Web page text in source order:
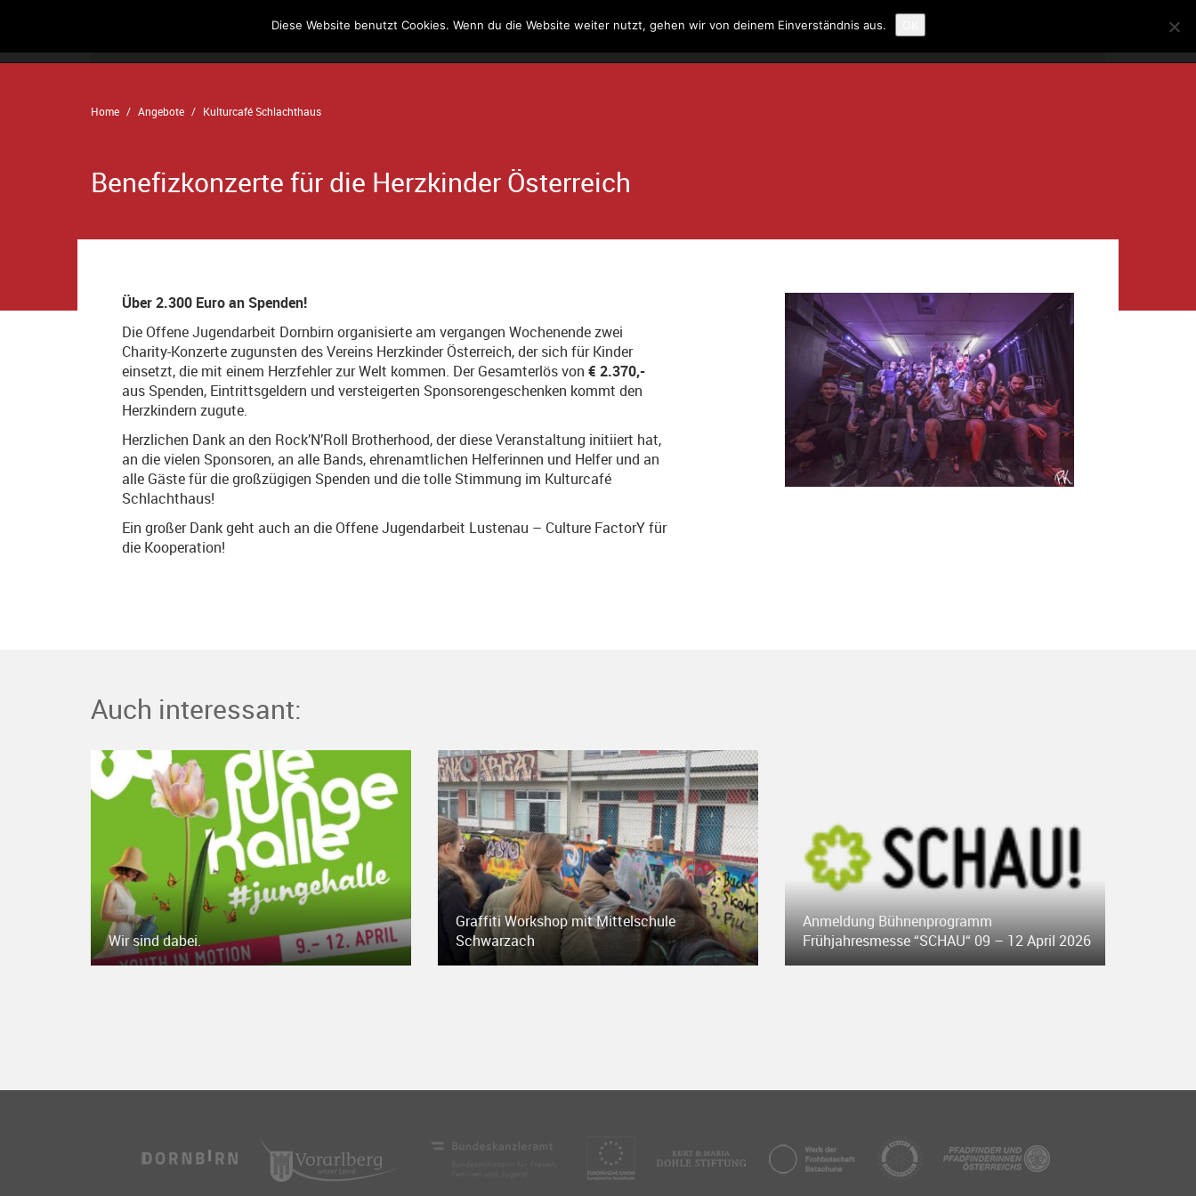
Der Verein Kontakt Suche
Home Angebote Kulturcafé Schlachthaus
Benefizkonzerte für die Herzkinder Österreich
Über 2.300 Euro an Spenden!
Die Offene Jugendarbeit Dornbirn organisierte am vergangen Wochenende zwei
Charity-Konzerte zugunsten des Vereins Herzkinder Österreich, der sich für Kinder
einsetzt, die mit einem Herzfehler zur Welt kommen. Der Gesamterlös von € 2.370,-
aus Spenden, Eintrittsgeldern und versteigerten Sponsorengeschenken kommt den
Herzkindern zugute.
Herzlichen Dank an den Rock’N’Roll Brotherhood, der diese Veranstaltung initiiert hat,
an die vielen Sponsoren, an alle Bands, ehrenamtlichen Helferinnen und Helfer und an
alle Gäste für die großzügigen Spenden und die tolle Stimmung im Kulturcafé
Schlachthaus!
Ein großer Dank geht auch an die Offene Jugendarbeit Lustenau – Culture FactorY für
die Kooperation!
Auch interessant:
Wir sind dabei.
Graffiti Workshop mit Mittelschule
Schwarzach
Anmeldung Bühnenprogramm
Frühjahresmesse “SCHAU“ 09 – 12 April 2026
Diese Website benutzt Cookies. Wenn du die Website weiter nutzt, gehen wir von deinem Einverständnis aus.